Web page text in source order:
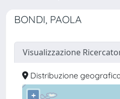
BONDI, PAOLA
Visualizzazione
Distribuzione
+